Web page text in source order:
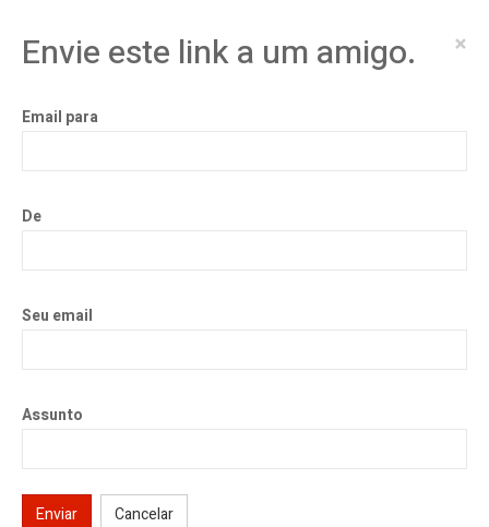
Envie este link a um amigo. ×
Email para
De
Seu email
Assunto
Enviar Cancelar